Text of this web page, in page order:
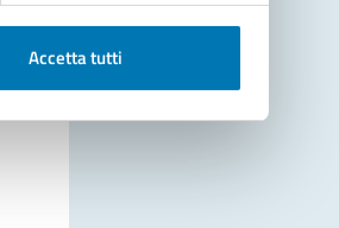
Accetta tutti